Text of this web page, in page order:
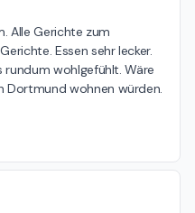
Alle Gerichte zum
Essen sehr lecker.
rundum wohlgefühlt. Wäre
Dortmund wohnen würden.